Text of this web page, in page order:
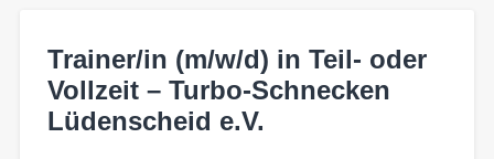
Trainer/in (m/w/d) in Teil- oder
Vollzeit – Turbo-Schnecken
Lüdenscheid e.V.